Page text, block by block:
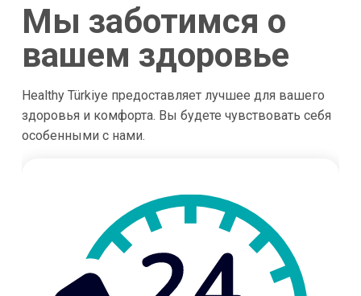
Мы заботимся о
вашем здоровье
Healthy Türkiye предоставляет лучшее для вашего
здоровья и комфорта. Вы будете чувствовать себя
особенными с нами.